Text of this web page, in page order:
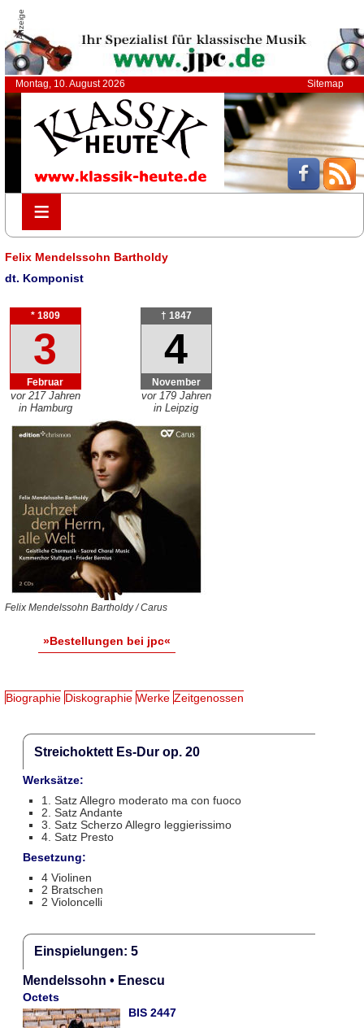
Anzeige
Montag, 10. August 2026 Sitemap
≡
≡
Felix Mendelssohn Bartholdy
dt. Komponist
* 1809
3
Februar
vor 217 Jahren
in Hamburg
† 1847
4
November
vor 179 Jahren
in Leipzig
Felix Mendelssohn Bartholdy / Carus
»Bestellungen bei jpc«
Biographie Diskographie Werke Zeitgenossen
Streichoktett Es-Dur op. 20
Werksätze:
1. Satz Allegro moderato ma con fuoco
2. Satz Andante
3. Satz Scherzo Allegro leggierissimo
4. Satz Presto
Besetzung:
4 Violinen
2 Bratschen
2 Violoncelli
Einspielungen: 5
Mendelssohn • Enescu
Octets
BIS 2447